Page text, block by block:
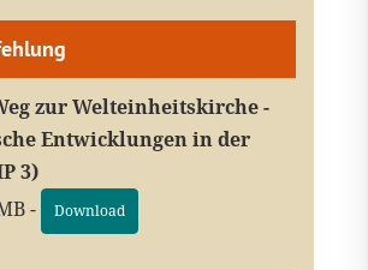
zur Welteinheitskirche -
Entwicklungen in der
3)
-
Download